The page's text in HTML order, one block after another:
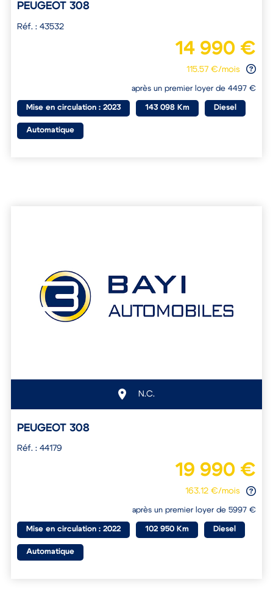
PEUGEOT 308
Réf. : 43532
14 990 €
115.57 €/mois
après un premier loyer de 4497 €
Mise en circulation : 2023 143 098 Km Diesel
Automatique
N.C.
PEUGEOT 308
Réf. : 44179
19 990 €
163.12 €/mois
après un premier loyer de 5997 €
Mise en circulation : 2022 102 950 Km Diesel
Automatique